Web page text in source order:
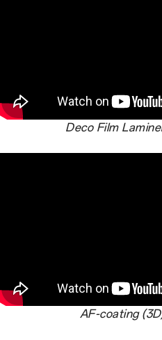
Deco Film
AF-coating